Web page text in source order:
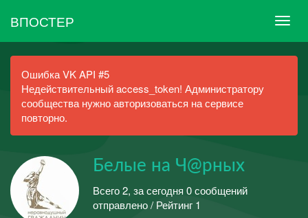
ВПОСТЕР
Ошибка VK API #5
Недействительный access_token! Администратору
сообщества нужно авторизоваться на сервисе
повторно.
Белые на Ч@рных
Всего 2, за сегодня 0 сообщений
отправлено / Рейтинг 1